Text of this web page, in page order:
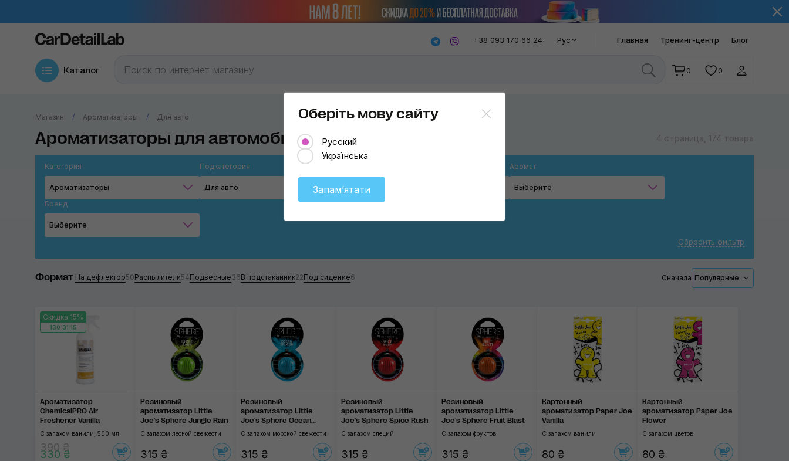
+38 093 170 66 24 Рус Главная Тренинг-центр Блог
Каталог 0 0
Магазин Ароматизаторы Для авто
Ароматизаторы для автомобиля 4 страница, 174 товара
Категория
Ароматизаторы
Подкатегория
Для авто Выберите
Аромат
Выберите
Клубника
Яблоко
Применить
Бренд
Выберите
Aroma Selective
Turtle Wax
Mariner
Gyeon
Сбросить фильтр
Формат На дефлектор50Распылители54Подвесные36В подстаканник22Под сидение6 Сначала Популярные
Скидка 15%
130:31:14
Ароматизатор
ChemicalPRO Air
Freshener Vanilla
С запахом ванили, 500 мл
390 ₴
330 ₴
Резиновый
ароматизатор Little
Joe's Sphere Jungle Rain
С запахом лесной свежести
315 ₴
Резиновый
ароматизатор Little
Joe's Sphere Ocean
Splash
С запахом морской свежести
315 ₴
Резиновый
ароматизатор Little
Joe's Sphere Spice Rush
С запахом специй
315 ₴
Резиновый
ароматизатор Little
Joe's Sphere Fruit Blast
С запахом фруктов
315 ₴
Картонный
ароматизатор Paper Joe
Vanilla
С запахом ванили
80 ₴
Картонный
ароматизатор Paper Joe
Flower
С запахом цветов
80 ₴
Оберіть мову сайту
Русский
Українська
Запамʼятати